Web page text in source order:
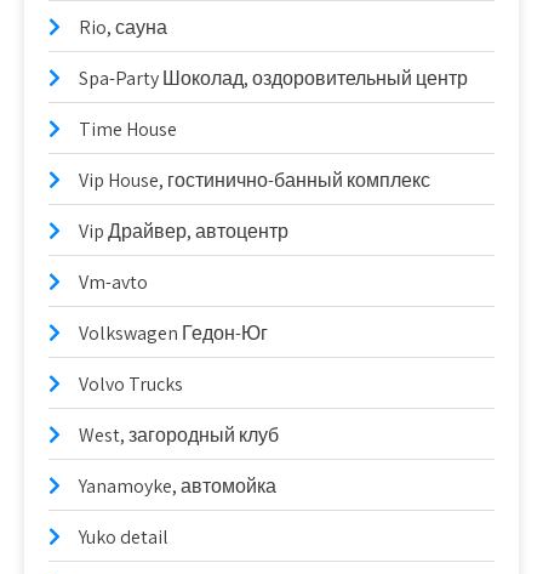
Rio, сауна
Spa-Party Шоколад, оздоровительный центр
Time House
Vip House, гостинично-банный комплекс
Vip Драйвер, автоцентр
Vm-avto
Volkswagen Гедон-Юг
Volvo Trucks
West, загородный клуб
Yanamoyke, автомойка
Yuko detail